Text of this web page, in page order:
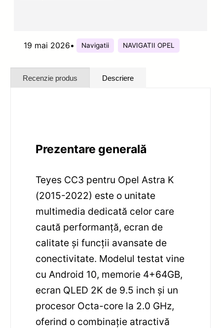
19 mai 2026• Navigatii NAVIGATII OPEL
Recenzie produs Descriere
Prezentare generală
Teyes CC3 pentru Opel Astra K
(2015-2022) este o unitate
multimedia dedicată celor care
caută performanță, ecran de
calitate și funcții avansate de
conectivitate. Modelul testat vine
cu Android 10, memorie 4+64GB,
ecran QLED 2K de 9.5 inch și un
procesor Octa-core la 2.0 GHz,
oferind o combinație atractivă